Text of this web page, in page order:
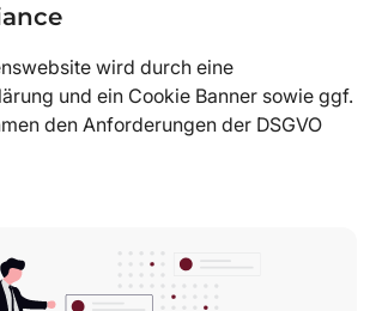
wird durch eine
und ein Cookie Banner sowie ggf.
den Anforderungen der DSGVO